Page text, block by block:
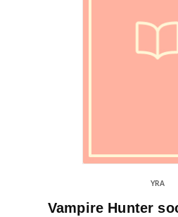
YRA
Vampire Hunter